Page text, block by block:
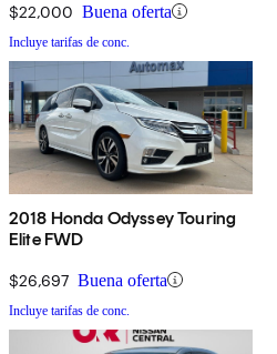
$22,000 Buena oferta
Incluye tarifas de conc.
2018 Honda Odyssey Touring
Elite FWD
$26,697 Buena oferta
Incluye tarifas de conc.